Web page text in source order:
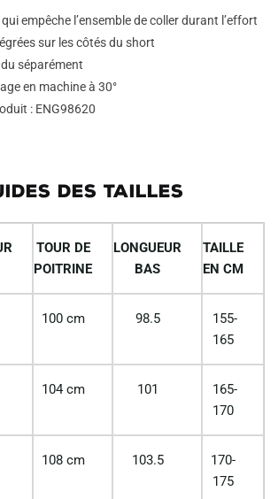
empêche l’ensemble de coller durant l’effort
sur les côtés du short
séparément
en machine à 30°
: ENG98620
DES TAILLES
TOUR DE
POITRINE
LONGUEUR
BAS
TAILLE
EN CM
100 cm 98.5
155-
165
104 cm 101
165-
170
108 cm 103.5
170-
175